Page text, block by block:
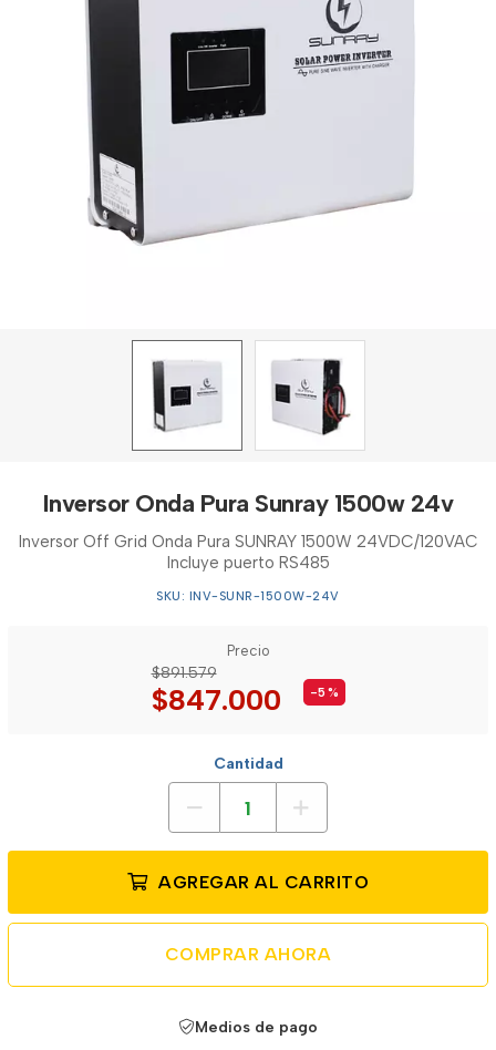
Inversor Onda Pura Sunray 1500w 24v
Inversor Off Grid Onda Pura SUNRAY 1500W 24VDC/120VAC
Incluye puerto RS485
SKU: INV-SUNR-1500W-24V
Precio
$891.579
$847.000 -5 %
Cantidad
AGREGAR AL CARRITO
COMPRAR AHORA
Medios de pago